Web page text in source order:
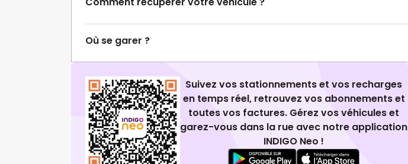
Où se garer ?
Suivez vos stationnements et vos recharges
en temps réel, retrouvez vos abonnements et
toutes vos factures. Gérez vos véhicules et
garez-vous dans la rue avec notre application
INDIGO Neo !